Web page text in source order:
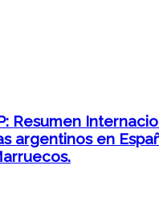
Resumen
argentinos en